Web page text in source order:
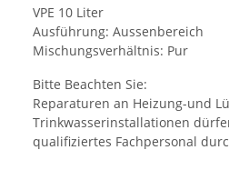
VPE 10 Liter
Ausführung: Aussenbereich
Mischungsverhältnis: Pur
Bitte Beachten Sie:
Reparaturen an Heizung-und
Trinkwasserinstallationen
qualifiziertes Fachpersonal